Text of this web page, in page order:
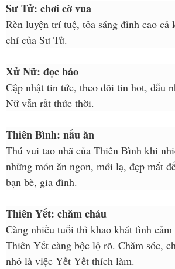
Sư Tử: chơi cờ vua
Rèn luyện trí tuệ, tỏa sáng đỉnh cao cả
chí của Sư Tử.
Xử Nữ: đọc báo
Cập nhật tin tức, theo dõi tin hot, dẫu
Nữ vẫn rất thức thời.
Thiên Bình: nấu ăn
Thú vui tao nhã của Thiên Bình khi
những món ăn ngon, mới lạ, đẹp mắt
bạn bè, gia đình.
Thiên Yết: chăm cháu
Càng nhiều tuổi thì khao khát tình cảm
Thiên Yết càng bộc lộ rõ. Chăm sóc,
nhỏ là việc Yết Yết thích làm.